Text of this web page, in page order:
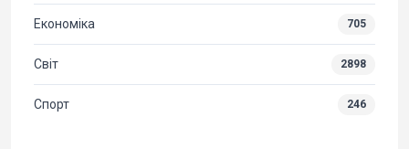
Економіка 705
Світ 2898
Спорт 246